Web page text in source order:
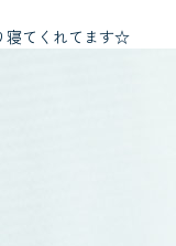
寝てくれてます☆